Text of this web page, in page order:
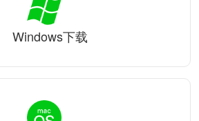
Windows下载